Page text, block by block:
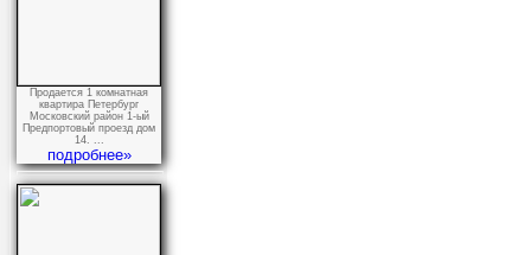
Продается 1 комнатная
квартира Петербург
Московский район 1-ый
Предпортовый проезд дом
14. ...
подробнее»